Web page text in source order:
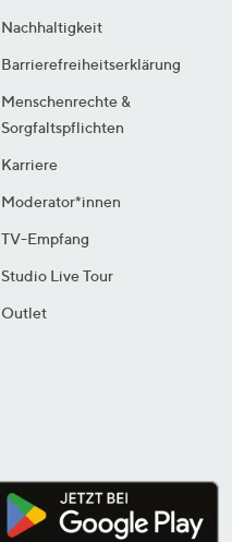
Nachhaltigkeit
Barrierefreiheitserklärung
Menschenrechte &
Sorgfaltspflichten
Karriere
Moderator*innen
TV-Empfang
Studio Live Tour
Outlet